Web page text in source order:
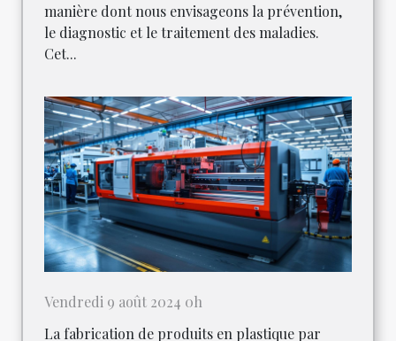
manière dont nous envisageons la prévention,
le diagnostic et le traitement des maladies.
Cet...
Vendredi 9 août 2024 0h
La fabrication de produits en plastique par